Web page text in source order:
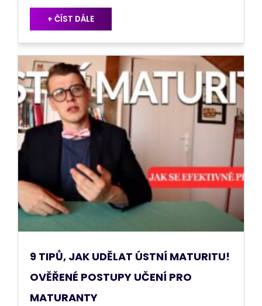
+ ČÍST DÁLE
9 TIPŮ, JAK UDĚLAT ÚSTNÍ MATURITU!
OVĚŘENÉ POSTUPY UČENÍ PRO
MATURANTY